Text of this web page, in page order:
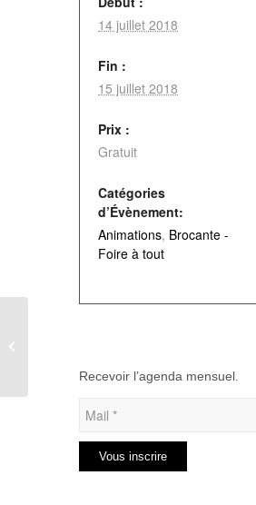
14 juillet 2018
Fin :
15 juillet 2018
Prix :
Gratuit
Catégories
d’Évènement:
Animations, Brocante -
Foire à tout
Recevoir l’agenda mensuel.